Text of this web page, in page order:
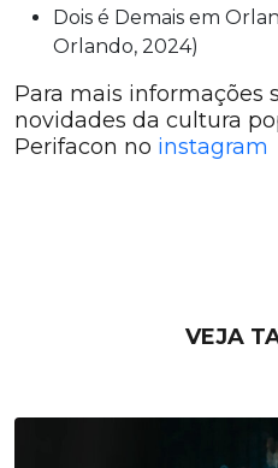
Dois é Demais em
Orlando, 2024)
Para mais informações
novidades da cultura
Perifacon no instagram
VEJA